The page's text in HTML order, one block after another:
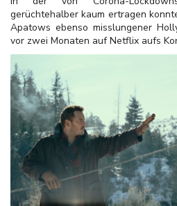
gerüchtehalber kaum ertragen
Apatows ebenso misslungener
vor zwei Monaten auf Netflix aufs